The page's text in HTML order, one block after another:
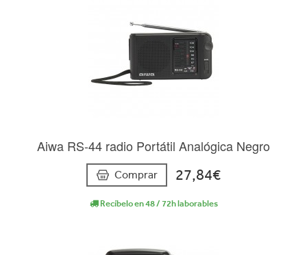
Aiwa RS-44 radio Portátil Analógica Negro
Comprar 27,84€
Recíbelo en 48 / 72h laborables